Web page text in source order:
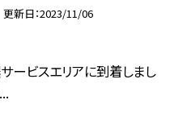
更新日 2023/11/06
ービスエリアに到着しまし